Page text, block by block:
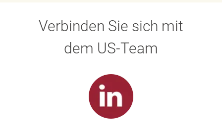
Verbinden Sie sich mit
dem US-Team